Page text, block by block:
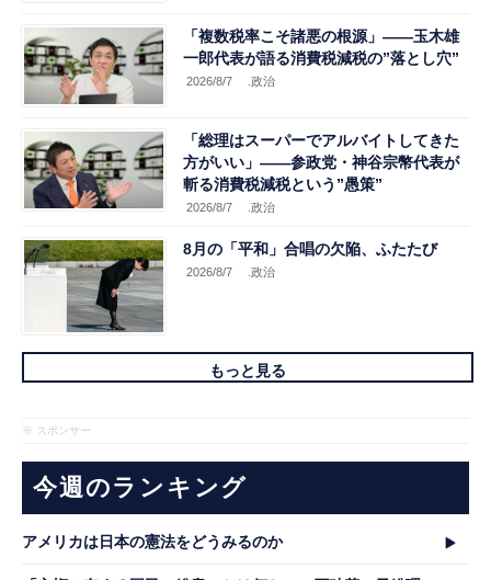
「複数税率こそ諸悪の根源」――玉木雄
一郎代表が語る消費税減税の”落とし穴”
2026/8/7 .政治
「総理はスーパーでアルバイトしてきた
方がいい」――参政党・神谷宗幣代表が
斬る消費税減税という”愚策”
2026/8/7 .政治
8月の「平和」合唱の欠陥、ふたたび
2026/8/7 .政治
もっと見る
※ スポンサー
今週のランキング
アメリカは日本の憲法をどうみるのか